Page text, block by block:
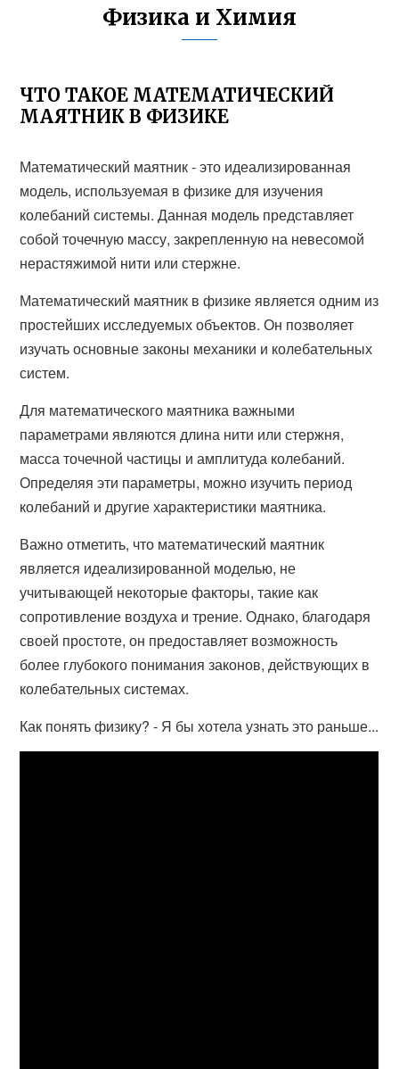
Физика и Химия
ЧТО ТАКОЕ МАТЕМАТИЧЕСКИЙ
МАЯТНИК В ФИЗИКЕ
Математический маятник - это идеализированная
модель, используемая в физике для изучения
колебаний системы. Данная модель представляет
собой точечную массу, закрепленную на невесомой
нерастяжимой нити или стержне.
Математический маятник в физике является одним из
простейших исследуемых объектов. Он позволяет
изучать основные законы механики и колебательных
систем.
Для математического маятника важными
параметрами являются длина нити или стержня,
масса точечной частицы и амплитуда колебаний.
Определяя эти параметры, можно изучить период
колебаний и другие характеристики маятника.
Важно отметить, что математический маятник
является идеализированной моделью, не
учитывающей некоторые факторы, такие как
сопротивление воздуха и трение. Однако, благодаря
своей простоте, он предоставляет возможность
более глубокого понимания законов, действующих в
колебательных системах.
Как понять физику? - Я бы хотела узнать это раньше...